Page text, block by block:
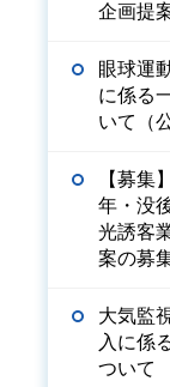
企画提
眼球運
に係る
いて（
【募集
年・没
光誘客
案の募
大気監
入に係
ついて